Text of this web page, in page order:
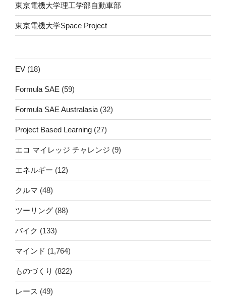
東京電機大学理工学部自動車部
東京電機大学Space Project
EV (18)
Formula SAE (59)
Formula SAE Australasia (32)
Project Based Learning (27)
エコ マイレッジ チャレンジ (9)
エネルギー (12)
クルマ (48)
ツーリング (88)
バイク (133)
マインド (1,764)
ものづくり (822)
レース (49)